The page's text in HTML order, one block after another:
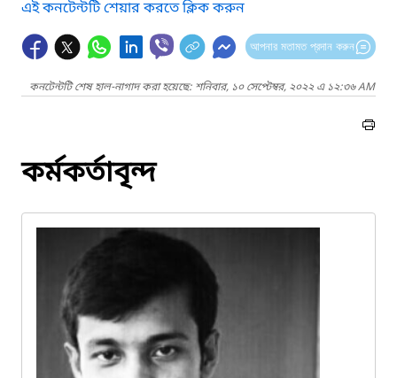
এই কনটেন্টটি শেয়ার করতে ক্লিক করুন
আপনার মতামত প্রদান করুন
কনটেন্টটি শেষ হাল-নাগাদ করা হয়েছে: শনিবার, ১০ সেপ্টেম্বর, ২০২২ এ ১২:৩৬ AM
কর্মকর্তাবৃন্দ